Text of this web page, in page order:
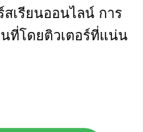
เรียนออนไลน์ การ
ที่โดยติวเตอร์ที่แน่น